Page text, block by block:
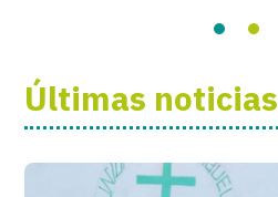
Últimas noticias